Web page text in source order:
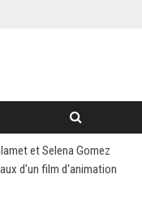
et Selena Gomez
d'un film d'animation